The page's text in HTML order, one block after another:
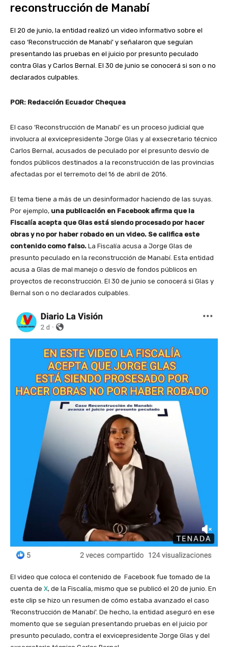
reconstrucción de Manabí
El 20 de junio, la entidad realizó un video informativo sobre el
caso ‘Reconstrucción de Manabí’ y señalaron que seguían
presentando las pruebas en el juicio por presunto peculado
contra Glas y Carlos Bernal. El 30 de junio se conocerá si son o no
declarados culpables.
POR: Redacción Ecuador Chequea
El caso ‘Reconstrucción de Manabí’ es un proceso judicial que
involucra al exvicepresidente Jorge Glas y al exsecretario técnico
Carlos Bernal, acusados de peculado por el presunto desvío de
fondos públicos destinados a la reconstrucción de las provincias
afectadas por el terremoto del 16 de abril de 2016.
El tema tiene a más de un desinformador haciendo de las suyas.
Por ejemplo, una publicación en Facebook afirma que la
Fiscalía acepta que Glas está siendo procesado por hacer
obras y no por haber robado en un video. Se califica este
contenido como falso. La Fiscalía acusa a Jorge Glas de
presunto peculado en la reconstrucción de Manabí. Esta entidad
acusa a Glas de mal manejo o desvío de fondos públicos en
proyectos de reconstrucción. El 30 de junio se conocerá si Glas y
Bernal son o no declarados culpables.
El video que coloca el contenido de Facebook fue tomado de la
cuenta de X, de la Fiscalía, mismo que se publicó el 20 de junio. En
este clip se hizo un resumen de cómo estaba avanzado el caso
‘Reconstrucción de Manabí’. De hecho, la entidad aseguró en ese
momento que se seguían presentando pruebas en el juicio por
presunto peculado, contra el exvicepresidente Jorge Glas y del